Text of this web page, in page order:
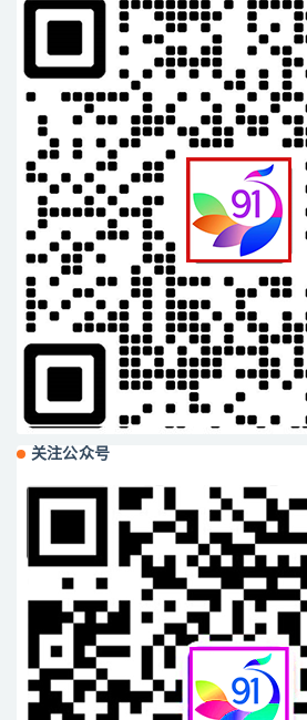
关注公众号